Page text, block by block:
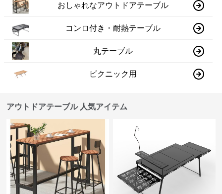
おしゃれなアウトドアテーブル
コンロ付き・耐熱テーブル
丸テーブル
ピクニック用
アウトドアテーブル 人気アイテム